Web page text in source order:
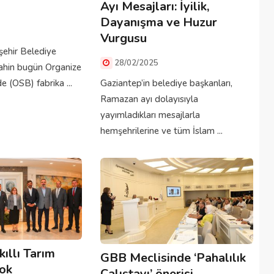
Belediye
bugün Organize
(OSB) fabrika ...
Ayı Mesajları: İyilik,
Dayanışma ve Huzur
Vurgusu
28/02/2025
Gaziantep’in belediye başkanları,
Ramazan ayı dolayısıyla
yayımladıkları mesajlarla
hemşehrilerine ve tüm İslam ...
Tarım
GBB Meclisinde ‘Pahalılık